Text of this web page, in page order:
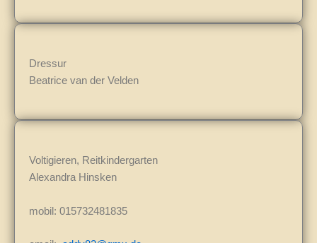
Dressur
Beatrice van der Velden
Voltigieren, Reitkindergarten
Alexandra Hinsken
mobil: 015732481835